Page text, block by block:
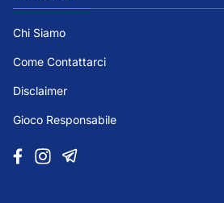
Chi Siamo
Come Contattarci
Disclaimer
Gioco Responsabile